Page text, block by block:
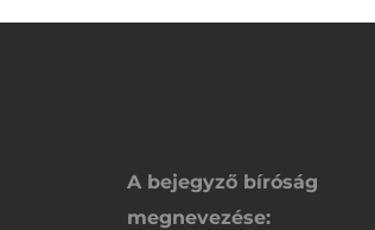
A bejegyző bíróság
megnevezése: